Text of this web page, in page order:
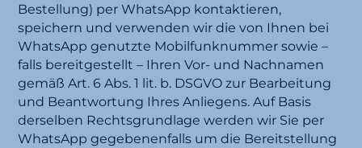
Bestellung) per WhatsApp kontaktieren,
speichern und verwenden wir die von Ihnen bei
WhatsApp genutzte Mobilfunknummer sowie –
falls bereitgestellt – Ihren Vor- und Nachnamen
gemäß Art. 6 Abs. 1 lit. b. DSGVO zur Bearbeitung
und Beantwortung Ihres Anliegens. Auf Basis
derselben Rechtsgrundlage werden wir Sie per
WhatsApp gegebenenfalls um die Bereitstellung